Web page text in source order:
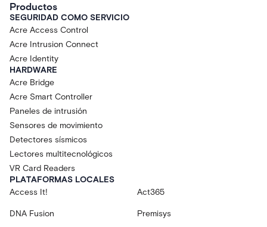
Productos
SEGURIDAD COMO SERVICIO
Acre Access Control
Acre Intrusion Connect
Acre Identity
HARDWARE
Acre Bridge
Acre Smart Controller
Paneles de intrusión
Sensores de movimiento
Detectores sísmicos
Lectores multitecnológicos
VR Card Readers
PLATAFORMAS LOCALES
Access It!
Act365
DNA Fusion Premisys